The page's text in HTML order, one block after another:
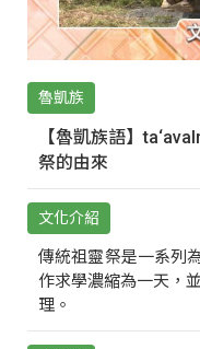
魯凱族
【魯凱族語】
祭的由來
文化介紹
傳統祖靈祭是一系列
作求學濃縮為一天，
理。